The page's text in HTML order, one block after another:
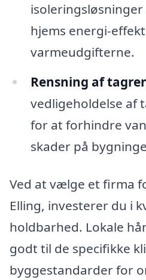
hjems energi-
varmeudgifterne.
Rensning af
vedligeholdelse af
for at forhindre
skader på
Ved at vælge et firma
Elling, investerer du i
holdbarhed. Lokale
godt til de specifikke
byggestandarder for